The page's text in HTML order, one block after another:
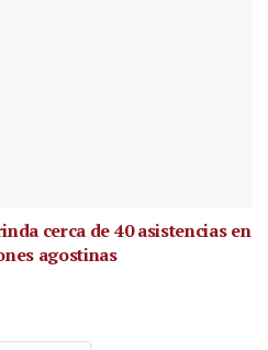
cerca de 40 asistencias en
agostinas